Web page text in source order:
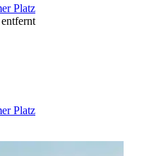
Platz
Platz